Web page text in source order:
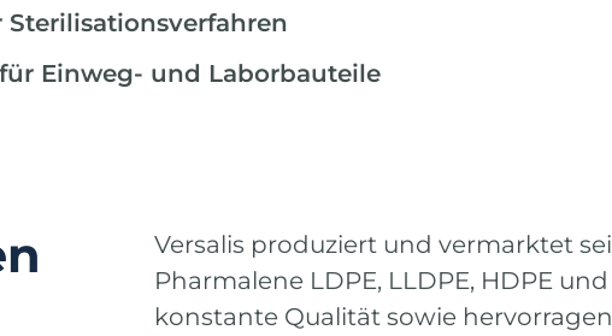
Einweg- und Laborbauteile
Versalis produziert und vermarktet
Pharmalene LDPE, LLDPE, HDPE
konstante Qualität sowie